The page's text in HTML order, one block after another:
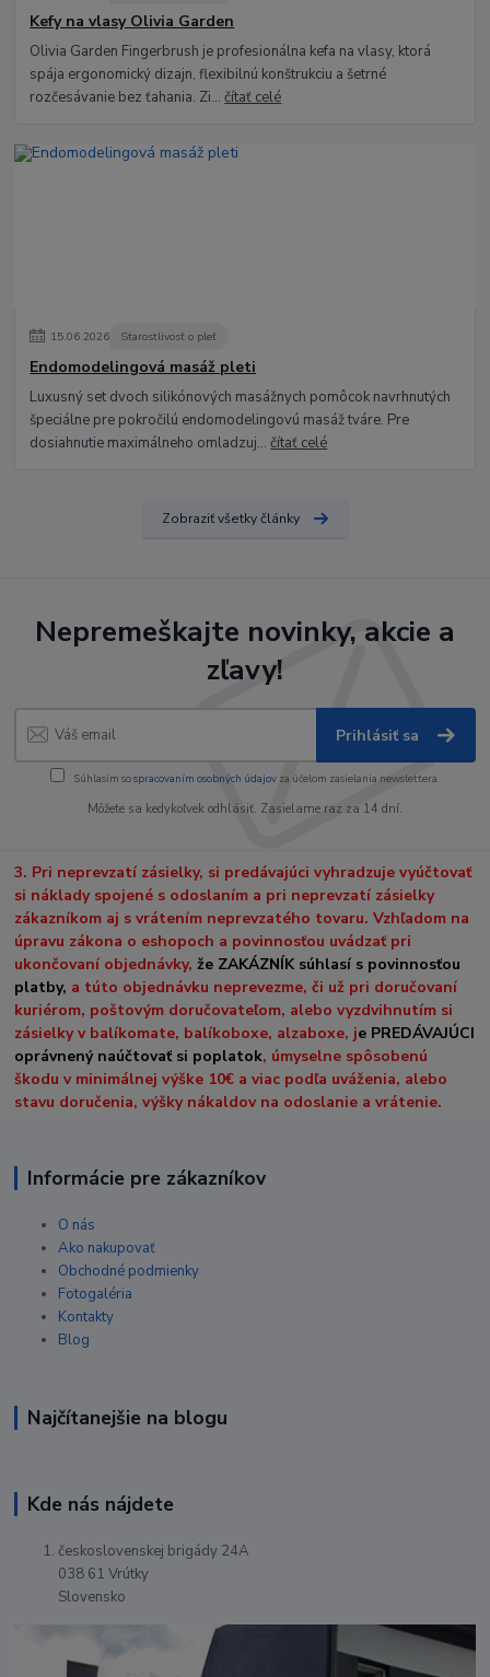
Kefy na vlasy Olivia Garden
Olivia Garden Fingerbrush je profesionálna kefa na vlasy, ktorá
spája ergonomický dizajn, flexibilnú konštrukciu a šetrné
rozčesávanie bez ťahania. Zi...čítať celé
15.06.2026 Starostlivosť o pleť
Endomodelingová masáž pleti
Luxusný set dvoch silikónových masážnych pomôcok navrhnutých
špeciálne pre pokročilú endomodelingovú masáž tváre. Pre
dosiahnutie maximálneho omladzuj...čítať celé
Zobraziť všetky články
Nepremeškajte novinky, akcie a
zľavy!
Prihlásiť sa
Súhlasím sospracovaním osobných údajov za účelom zasielania newslettera.
Môžete sa kedykoľvek odhlásiť. Zasielame raz za 14 dní.
3. Pri neprevzatí zásielky, si predávajúci vyhradzuje vyúčtovať
si náklady spojené s odoslaním a pri neprevzatí zásielky
zákazníkom aj s vrátením neprevzatého tovaru. Vzhľadom na
úpravu zákona o eshopoch a povinnosťou uvádzať pri
ukončovaní objednávky,že ZAKÁZNÍK súhlasí s povinnosťou
platby, a túto objednávku neprevezme, či už pri doručovaní
kuriérom, poštovým doručovateľom, alebo vyzdvihnutím si
zásielky v balíkomate, balíkoboxe, alzaboxe, je PREDÁVAJÚCI
oprávnený naúčtovať si poplatok, úmyselne spôsobenú
škodu v minimálnej výške 10€ a viac podľa uváženia, alebo
stavu doručenia, výšky nákaldov na odoslanie a vrátenie.
Informácie pre zákazníkov
O nás
Ako nakupovať
Obchodné podmienky
Fotogaléria
Kontakty
Blog
Najčítanejšie na blogu
Kde nás nájdete
československej brigády 24A
038 61 Vrútky
Slovensko